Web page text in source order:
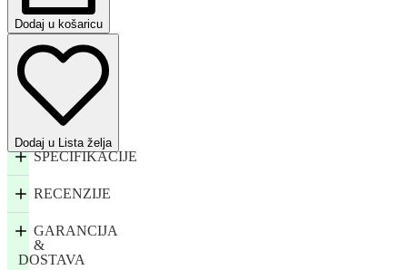
Dodaj u košaricu
Dodaj u Lista želja
SPECIFIKACIJE
RECENZIJE
GARANCIJA
&
DOSTAVA